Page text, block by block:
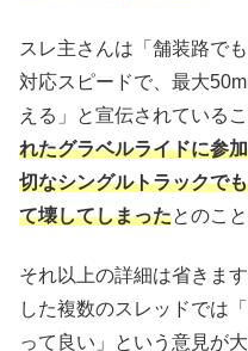
スレ主さんは「舗装路で
対応スピードで、最大
える」と宣伝されている
れたグラベルライドに参
切なシングルトラックで
て壊してしまったとのこと
それ以上の詳細は省きま
した複数のスレッドでは
って良い」という意見が